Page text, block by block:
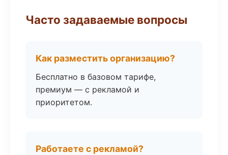
Часто задаваемые вопросы
Как разместить организацию?
Бесплатно в базовом тарифе,
премиум — с рекламой и
приоритетом.
Работаете с рекламой?